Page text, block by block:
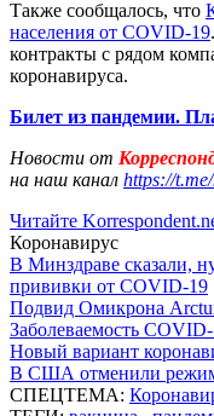
Также сообщалось, что
населения от COVID-19
контракты с рядом
коронавируса.
Билет из пандемии.
Новости от
на наш канал https://
Читайте
Коронавирус
В Минздраве сказали,
прививки от COVID-19
Подвид Омикрона
Заболеваемость
Новый вариант
В США отменили
СПЕЦТЕМА: